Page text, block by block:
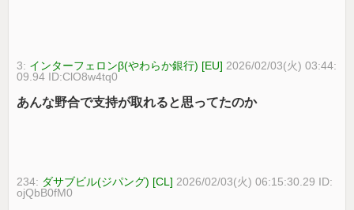
3: インターフェロンβ(やわらか銀行) [EU] 2026/02/03(火) 03:44:
09.94 ID:ClO8w4tq0
あんな野合で支持が取れると思ってたのか
234: ダサブビル(ジパング) [CL] 2026/02/03(火) 06:15:30.29 ID:
ojQbB0fM0